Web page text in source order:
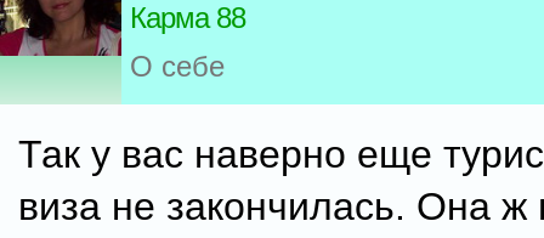
Карма 88
О себе
Так у вас наверно еще
виза не закончилась. Она ж